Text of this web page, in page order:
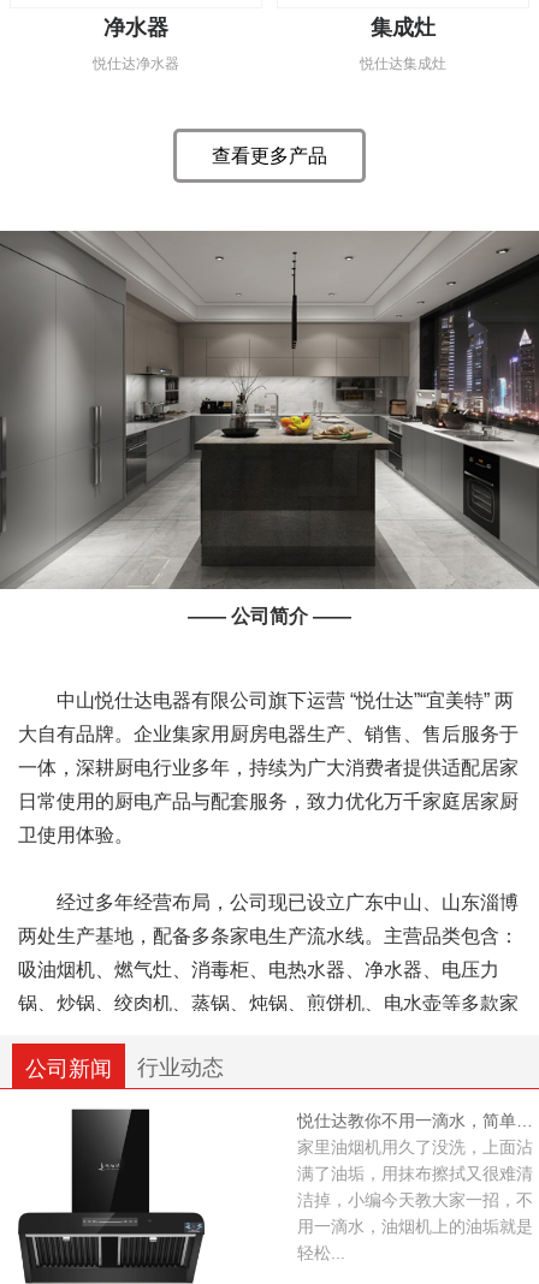
净水器
悦仕达净水器
集成灶
悦仕达集成灶
查看更多产品
—— 公司简介 ——
中山悦仕达电器有限公司旗下运营 “悦仕达”“宜美特” 两
大自有品牌。企业集家用厨房电器生产、销售、售后服务于
一体，深耕厨电行业多年，持续为广大消费者提供适配居家
日常使用的厨电产品与配套服务，致力优化万千家庭居家厨
卫使用体验。
经过多年经营布局，公司现已设立广东中山、山东淄博
两处生产基地，配备多条家电生产流水线。主营品类包含：
吸油烟机、燃气灶、消毒柜、电热水器、净水器、电压力
锅、炒锅、绞肉机、蒸锅、炖锅、煎饼机、电水壶等多款家
对应的合规资质认证。公司组建专职技术工艺班组与市场运
营团队，各岗位相互配合协作，企业整体经营规模逐年平稳
悦仕达电器依托成熟制作工艺打磨产品，持续完善产品
品类与细节，始终以用户满意作为服务导向，希望借助实用
的厨卫好物，让国内家庭的烹饪日常更加便捷、健康、舒
公司新闻 行业动态
家里油烟机用久了没洗，上面沾
满了油垢，用抹布擦拭又很难清
洁掉，小编今天教大家一招，不
用一滴水，油烟机上的油垢就是
轻松...